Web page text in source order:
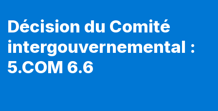
Décision du Comité
intergouvernemental :
5.COM 6.6